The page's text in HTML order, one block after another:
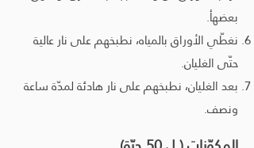
بعضهأ.
نغطّي الأوراق بالمياه، نطبخهم على نار عالية
حتّى الغليان.
بعد الغليان، نطبخهم على نار هادئة لمدّة ساعة
ونصف.